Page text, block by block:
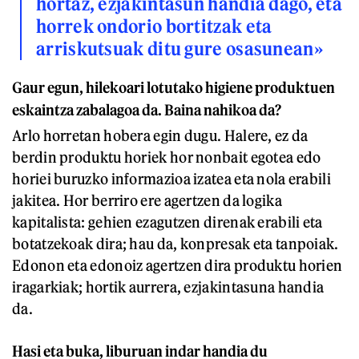
horrek ondorio bortitzak eta
arriskutsuak ditu gure osasunean»
Gaur egun, hilekoari lotutako higiene produktuen
eskaintza zabalagoa da. Baina nahikoa da?
Arlo horretan hobera egin dugu. Halere, ez da
berdin produktu horiek hor nonbait egotea edo
horiei buruzko informazioa izatea eta nola erabili
jakitea. Hor berriro ere agertzen da logika
kapitalista: gehien ezagutzen direnak erabili eta
botatzekoak dira; hau da, konpresak eta tanpoiak.
Edonon eta edonoiz agertzen dira produktu horien
iragarkiak; hortik aurrera, ezjakintasuna handia
da.
Hasi eta buka, liburuan indar handia du